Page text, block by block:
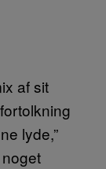
af sit
lyde,”